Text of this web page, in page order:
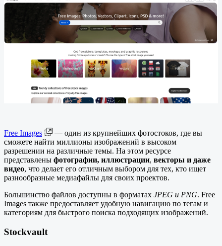
Free Images
— один из крупнейших фотостоков, где вы
сможете найти миллионы изображений в высоком
разрешении на различные темы. На этом ресурсе
представлены фотографии, иллюстрации, векторы и даже
видео, что делает его отличным выбором для тех, кто ищет
разнообразные медиафайлы для своих проектов.
Большинство файлов доступны в форматах JPEG и PNG. Free
Images также предоставляет удобную навигацию по тегам и
категориям для быстрого поиска подходящих изображений.
Stockvault